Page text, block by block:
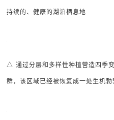
持续的、健康的湖泊栖息地
△ 通过分层和多样性种植营造四季
群，该区域已经被恢复成一处生机